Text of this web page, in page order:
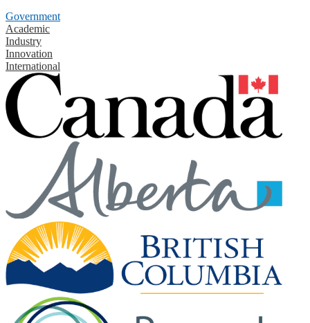
Government
Academic
Industry
Innovation
International